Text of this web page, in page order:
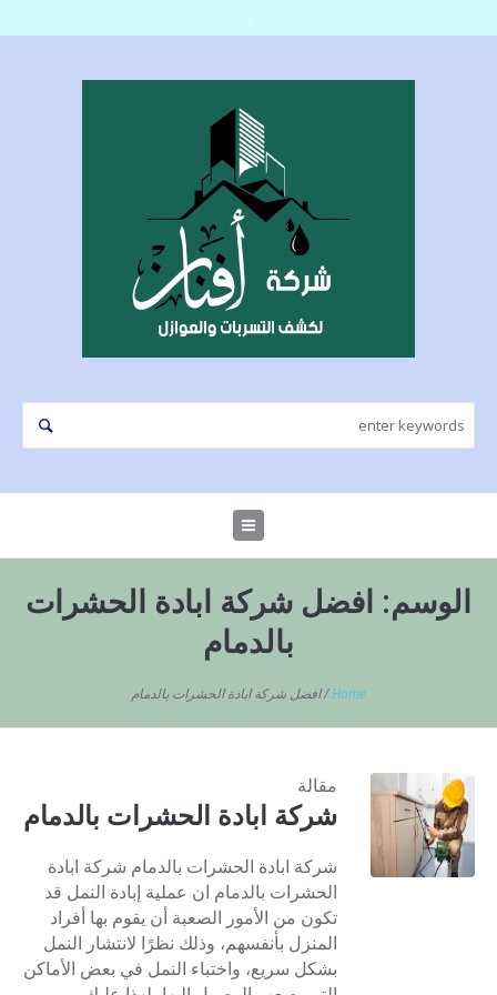
الوسم: افضل شركة ابادة الحشرات
بالدمام
Home
/افضل شركة ابادة الحشرات بالدمام
مقالة
شركة ابادة الحشرات بالدمام
شركة ابادة الحشرات بالدمام شركة ابادة
الحشرات بالدمام ان عملية إبادة النمل قد
تكون من الأمور الصعبة أن يقوم بها أفراد
المنزل بأنفسهم، وذلك نظرًا لانتشار النمل
بشكل سريع، واختباء النمل في بعض الأماكن